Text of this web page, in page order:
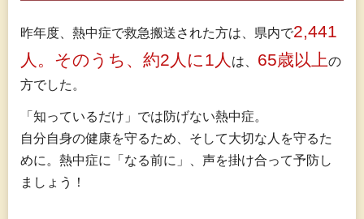
昨年度、熱中症で救急搬送された方は、県内で2,441
人。そのうち、約2人に1人 は、 65歳以上の
方でした。
「知っているだけ」では防げない熱中症。
自分自身の健康を守るため、そして大切な人を守るた
めに。熱中症に「なる前に」、声を掛け合って予防し
ましょう！